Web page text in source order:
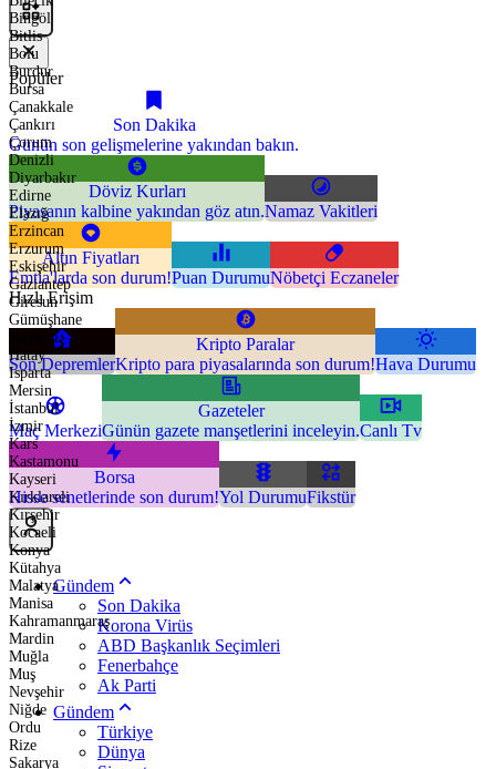
Bingöl
Bitlis
Bolu
Burdur
Bursa
Çanakkale
Çankırı
Çorum
Denizli
Diyarbakır
Edirne
Elazığ
Erzincan
Erzurum
Eskişehir
Gaziantep
Giresun
Gümüşhane
Hakkari
Hatay
Isparta
Mersin
İstanbul
İzmir
Kars
Kastamonu
Kayseri
Kırklareli
Kırşehir
Kocaeli
Konya
Kütahya
Malatya
Manisa
Kahramanmaraş
Mardin
Muğla
Muş
Nevşehir
Niğde
Ordu
Rize
Sakarya
Popüler
Son Dakika
Günün son gelişmelerine yakından bakın.
Döviz Kurları
Piyasanın kalbine yakından göz atın.Namaz Vakitleri
Altın Fiyatları
Emtia'larda son durum!Puan DurumuNöbetçi Eczaneler
Hızlı Erişim
Son Depremler
Kripto Paralar
Kripto para piyasalarında son durum!Hava Durumu
Maç Merkezi
Gazeteler
Günün gazete manşetlerini inceleyin.Canlı Tv
Borsa
Hisse senetlerinde son durum!Yol DurumuFikstür
Gündem
Son Dakika
Korona Virüs
ABD Başkanlık Seçimleri
Fenerbahçe
Ak Parti
Gündem
Türkiye
Dünya